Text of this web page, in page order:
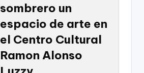
sombrero un
espacio de arte en
el Centro Cultural
Ramon Alonso